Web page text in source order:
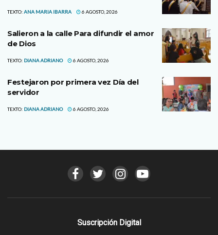
TEXTO: ANA MARIA IBARRA 6 AGOSTO, 2026
Salieron a la calle Para difundir el amor
de Dios
TEXTO: DIANA ADRIANO 6 AGOSTO, 2026
Festejaron por primera vez Día del
servidor
TEXTO: DIANA ADRIANO 6 AGOSTO, 2026
Suscripción Digital